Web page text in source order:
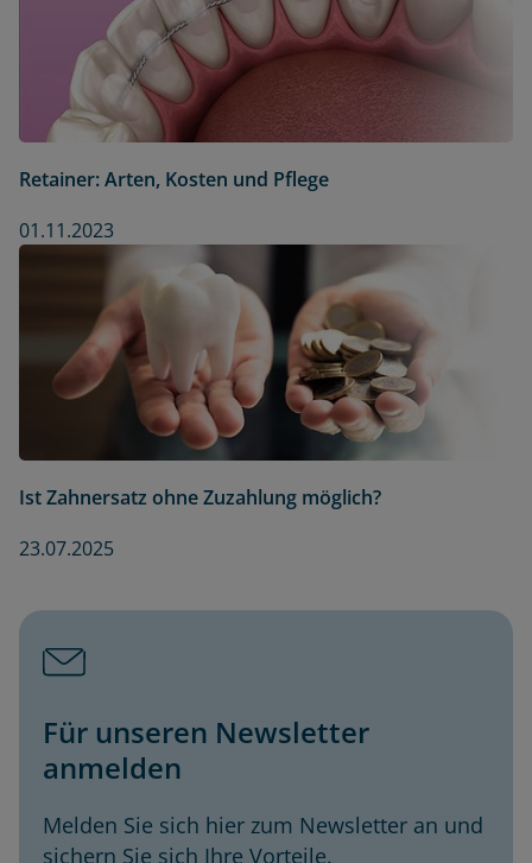
Retainer: Arten, Kosten und Pflege
01.11.2023
Ist Zahnersatz ohne Zuzahlung möglich?
23.07.2025
Für unseren Newsletter
anmelden
Melden Sie sich hier zum Newsletter an und
sichern Sie sich Ihre Vorteile.